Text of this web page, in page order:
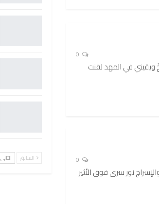
ويقيني في المهد لقنت
نور سرى فوق الأثير
السابق التالي